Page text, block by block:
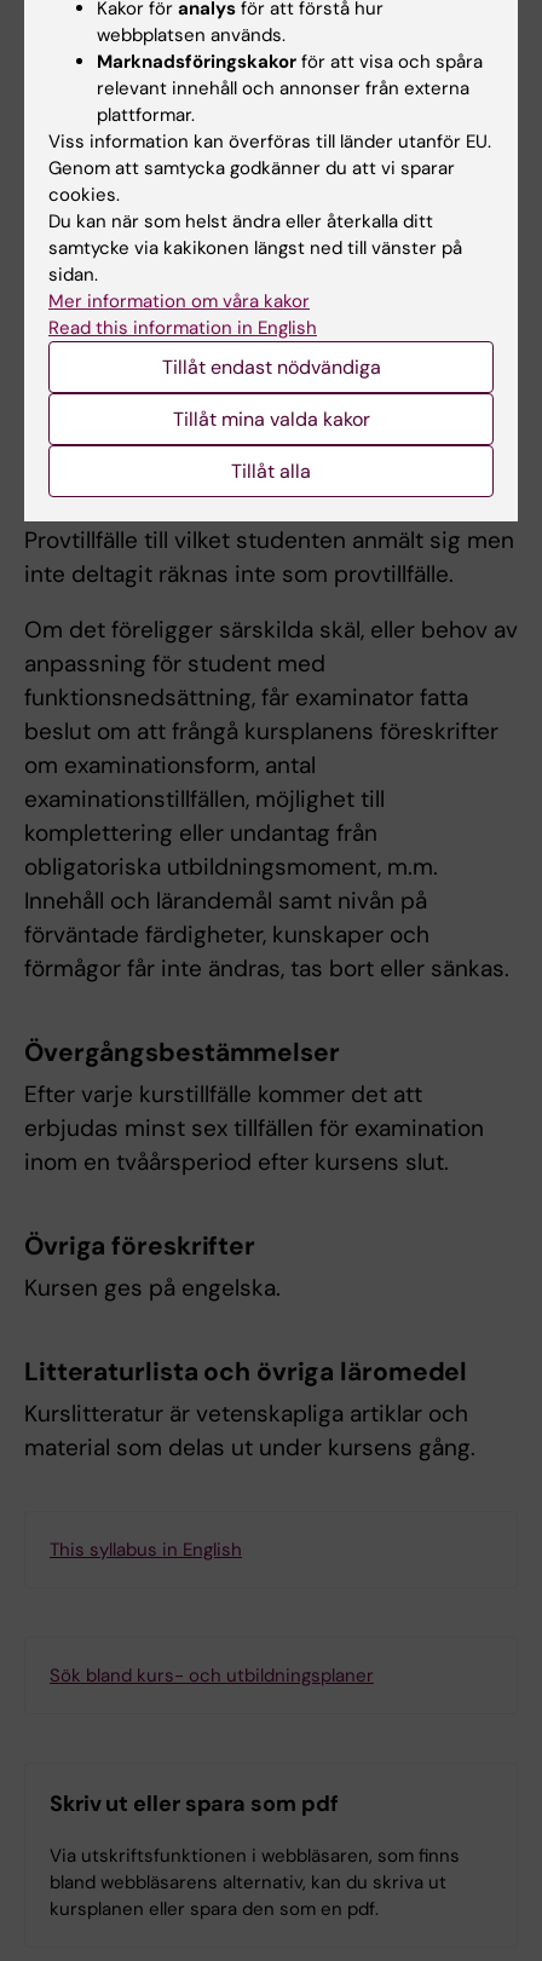
Begränsning av antal prov- eller
praktiktillfällen
De studenter som ej är godkända efter
ordinarie provtillfälle har rätt att delta vid
ytterligare fem provtillfällen. Om den
studerande ej är godkänd efter fyra
provtillfällen rekommenderas denna att gå om
kursen vid nästa ordinarie kurstillfälle, och får
därefter delta vid ytterligare två provtillfällen.
Om studenten genomfört sex underkända
tentamina/prov ges inte något ytterligare
tentamenstillfälle eller någon ny kursplats.
Som provtillfälle räknas de gånger studenten
deltagit i ett och samma prov. Inlämning av
blank skrivning räknas som provtillfälle.
Provtillfälle till vilket studenten anmält sig men
inte deltagit räknas inte som provtillfälle.
Om det föreligger särskilda skäl, eller behov av
anpassning för student med
funktionsnedsättning, får examinator fatta
beslut om att frångå kursplanens föreskrifter
om examinationsform, antal
examinationstillfällen, möjlighet till
komplettering eller undantag från
obligatoriska utbildningsmoment, m.m.
Innehåll och lärandemål samt nivån på
förväntade färdigheter, kunskaper och
förmågor får inte ändras, tas bort eller sänkas.
Övergångsbestämmelser
Efter varje kurstillfälle kommer det att
erbjudas minst sex tillfällen för examination
inom en tvåårsperiod efter kursens slut.
Övriga föreskrifter
Kursen ges på engelska.
Litteraturlista och övriga läromedel
Kurslitteratur är vetenskapliga artiklar och
material som delas ut under kursens gång.
This syllabus in English
Sök bland kurs- och utbildningsplaner
Skriv ut eller spara som pdf
Via utskriftsfunktionen i webbläsaren, som finns
bland webbläsarens alternativ, kan du skriva ut
kursplanen eller spara den som en pdf.
Kakor för analys för att förstå hur
webbplatsen används.
Marknadsföringskakor för att visa och spåra
relevant innehåll och annonser från externa
plattformar.
Viss information kan överföras till länder utanför EU.
Genom att samtycka godkänner du att vi sparar
cookies.
Du kan när som helst ändra eller återkalla ditt
samtycke via kakikonen längst ned till vänster på
sidan.
Mer information om våra kakor
Read this information in English
Tillåt endast nödvändiga
Tillåt mina valda kakor
Tillåt alla